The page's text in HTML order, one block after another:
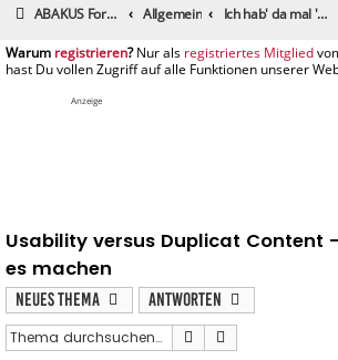
ABAKUS Foren-Übersicht Allgemein Ich hab' da mal 'ne Frage
registrieren registriertes Mitglied
Anzeige
Usability versus Duplicat Content
es machen
Neues Thema
Antworten
Suche